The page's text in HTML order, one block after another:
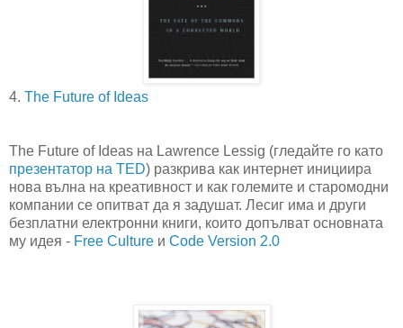
4. The Future of Ideas
The Future of Ideas на Lawrence Lessig (гледайте го като
презентатор на TED) разкрива как интернет инициира
нова вълна на креативност и как големите и старомодни
компании се опитват да я задушат. Лесиг има и други
безплатни електронни книги, които допълват основната
му идея - Free Culture и Code Version 2.0